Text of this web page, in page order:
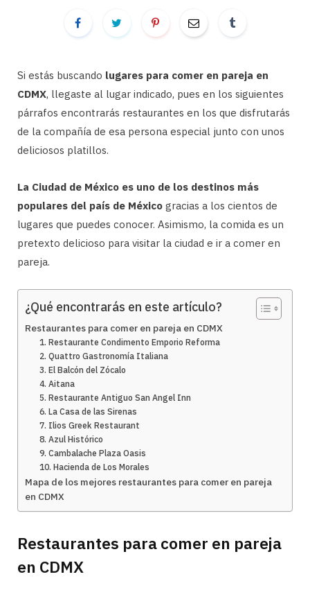
Si estás buscando lugares para comer en pareja en
CDMX, llegaste al lugar indicado, pues en los siguientes
párrafos encontrarás restaurantes en los que disfrutarás
de la compañía de esa persona especial junto con unos
deliciosos platillos.
La Ciudad de México es uno de los destinos más
populares del país de México gracias a los cientos de
lugares que puedes conocer. Asimismo, la comida es un
pretexto delicioso para visitar la ciudad e ir a comer en
pareja.
¿Qué encontrarás en este artículo?
Restaurantes para comer en pareja en CDMX
1. Restaurante Condimento Emporio Reforma
2. Quattro Gastronomía Italiana
3. El Balcón del Zócalo
4. Aitana
5. Restaurante Antiguo San Angel Inn
6. La Casa de las Sirenas
7. Ilios Greek Restaurant
8. Azul Histórico
9. Cambalache Plaza Oasis
10. Hacienda de Los Morales
Mapa de los mejores restaurantes para comer en pareja
en CDMX
Restaurantes para comer en pareja
en CDMX